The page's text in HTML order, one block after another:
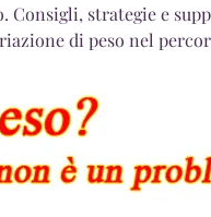
strategie e
di peso nel